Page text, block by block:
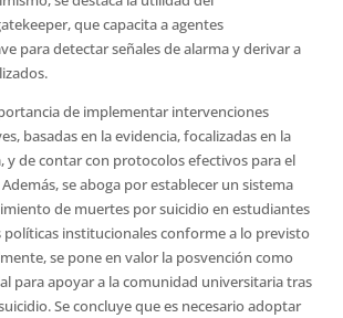
que capacita a agentes
para detectar señales de alarma y derivar a
de implementar intervenciones
basadas en la evidencia, focalizadas en la
y de contar con protocolos efectivos para el
se aboga por establecer un sistema
de muertes por suicidio en estudiantes
políticas institucionales conforme a lo previsto
se pone en valor la posvención como
para apoyar a la comunidad universitaria tras
Se concluye que es necesario adoptar